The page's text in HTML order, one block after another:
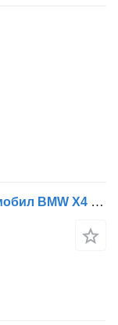
Амортисьор BMW 6890945 за автомобил BMW X4 G02 X3 G01